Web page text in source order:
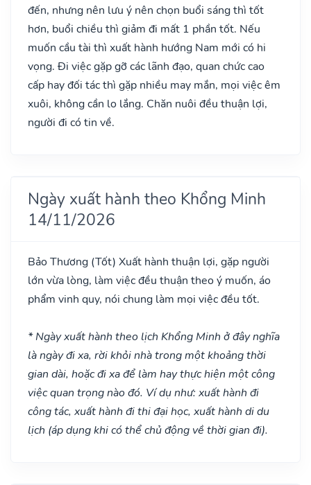
đến, nhưng nên lưu ý nên chọn buổi sáng thì tốt
hơn, buổi chiều thì giảm đi mất 1 phần tốt. Nếu
muốn cầu tài thì xuất hành hướng Nam mới có hi
vọng. Đi việc gặp gỡ các lãnh đạo, quan chức cao
cấp hay đối tác thì gặp nhiều may mắn, mọi việc êm
xuôi, không cần lo lắng. Chăn nuôi đều thuận lợi,
người đi có tin về.
Ngày xuất hành theo Khổng Minh
14/11/2026
Bảo Thương (Tốt) Xuất hành thuận lợi, gặp người
lớn vừa lòng, làm việc đều thuận theo ý muốn, áo
phẩm vinh quy, nói chung làm mọi việc đều tốt.
* Ngày xuất hành theo lịch Khổng Minh ở đây nghĩa
là ngày đi xa, rời khỏi nhà trong một khoảng thời
gian dài, hoặc đi xa để làm hay thực hiện một công
việc quan trọng nào đó. Ví dụ như: xuất hành đi
công tác, xuất hành đi thi đại học, xuất hành di du
lịch (áp dụng khi có thể chủ động về thời gian đi).